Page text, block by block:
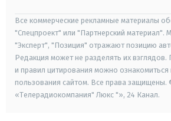
Все коммерческие рекламные материалы
"Спецпроект" или "Партнерский материал".
"Эксперт", "Позиция" отражают позицию
Редакция может не разделять их
и правил цитирования можно ознакомиться
пользования сайтом. Все права
«Телерадиокомпания" Люкс "», 24 Канал.